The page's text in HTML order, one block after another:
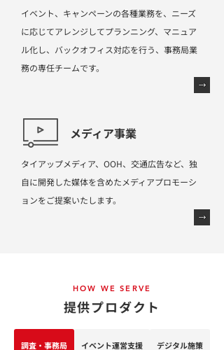
イベント、キャンペーンの各種業務を、ニーズ
に応じてアレンジしてプランニング、マニュア
ル化し、バックオフィス対応を行う、事務局業
務の専任チームです。
メディア事業
タイアップメディア、OOH、交通広告など、独
自に開発した媒体を含めたメディアプロモーシ
ョンをご提案いたします。
HOW WE SERVE
提供プロダクト
調査・事務局 イベント運営支援 デジタル施策